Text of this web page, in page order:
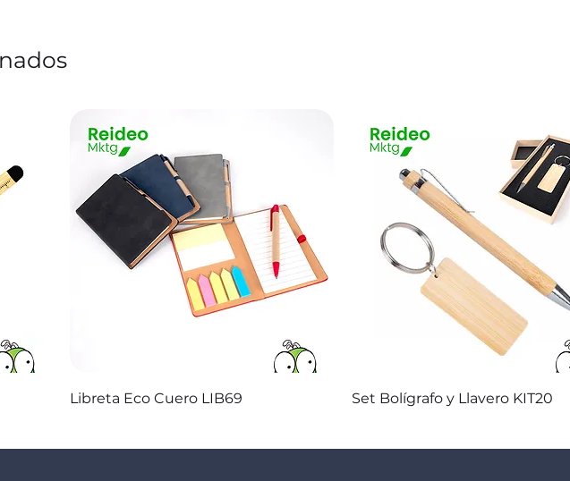
Vista rápida
Libreta Eco Cuero LIB69 Vista rápida
Set Bolígrafo y Llavero KIT20